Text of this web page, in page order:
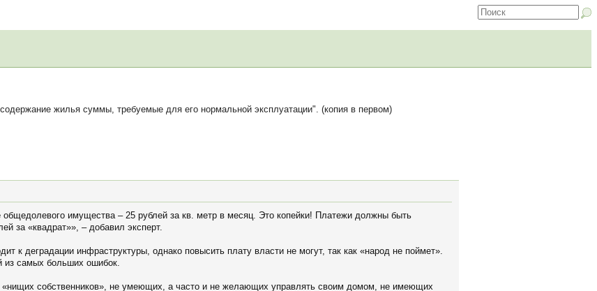
жилья суммы, требуемые для его нормальной эксплуатации". (копия в первом)
имущества – 25 рублей за кв. метр в месяц. Это копейки! Платежи должны быть
за «квадрат»», – добавил эксперт.
к деградации инфраструктуры, однако повысить плату власти не могут, так как «народ не поймет».
из самых больших ошибок.
«нищих собственников», не умеющих, а часто и не желающих управлять своим домом, не имеющих